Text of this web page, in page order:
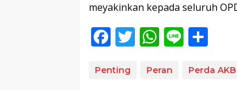
meyakinkan kepada seluruh
F
e
T
itt
W
at
Li
e ar
Penting Peran Perda AKB